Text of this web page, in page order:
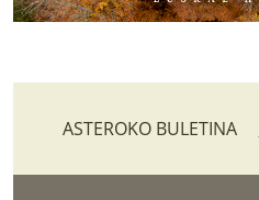
ASTEROKO BULETINA